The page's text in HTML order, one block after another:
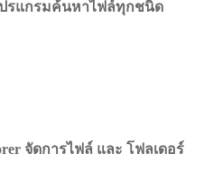
ปรแกรมค้นหาไฟล์ทุกชนิด
จัดการไฟล์ และ โฟลเดอร์